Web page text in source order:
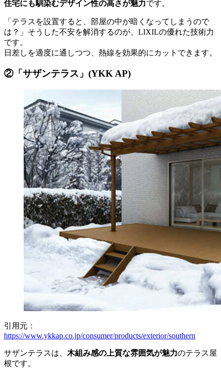
住宅にも馴染むデザイン性の高さが魅力です。
「テラスを設置すると、部屋の中が暗くなってしまうので
は？」そうした不安を解消するのが、LIXILの優れた技術力
です。
日差しを適度に通しつつ、熱線を効果的にカットできます。
②「サザンテラス」(YKK AP)
引用元：
https://www.ykkap.co.jp/consumer/products/exterior/southern
サザンテラスは、 木組み感の上質な雰囲気が魅力のテラス屋
根です。